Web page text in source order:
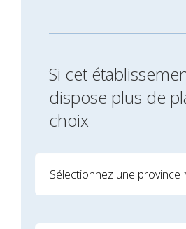
Si cet
dispose plus de
choix